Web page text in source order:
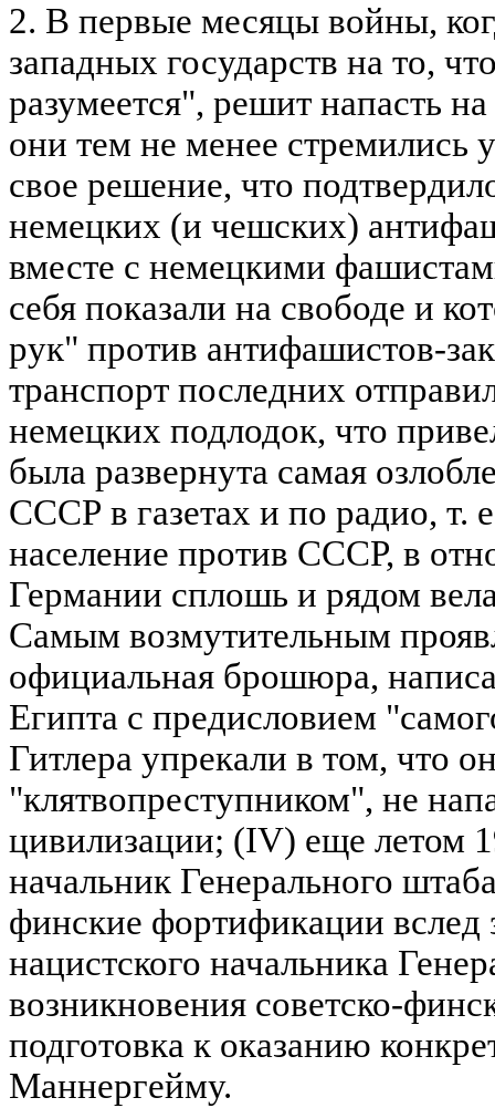
2. В первые месяцы войны,
западных государств на то,
разумеется", решит напасть
они тем не менее стремились
свое решение, что
немецких (и чешских)
вместе с немецкими
себя показали на свободе и
рук" против антифашистов-
транспорт последних
немецких подлодок, что
была развернута самая
СССР в газетах и по радио, т.
население против СССР, в
Германии сплошь и рядом
Самым возмутительным
официальная брошюра,
Египта с предисловием
Гитлера упрекали в том, что
"клятвопреступником", не
цивилизации; (IV) еще летом
начальник Генерального
финские фортификации вслед
нацистского начальника
возникновения советско-
подготовка к оказанию
Маннергейму.